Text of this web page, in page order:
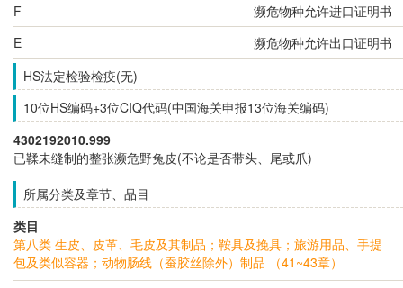
F
濒危物种允许进口证明书
E
濒危物种允许出口证明书
HS法定检验检疫(无)
10位HS编码+3位CIQ代码(中国海关申报13位海关编码)
4302192010.999
已鞣未缝制的整张濒危野兔皮(不论是否带头、尾或爪)
所属分类及章节、品目
类目
第八类 生皮、皮革、毛皮及其制品；鞍具及挽具；旅游用品、手提
包及类似容器；动物肠线（蚕胶丝除外）制品 （41~43章）